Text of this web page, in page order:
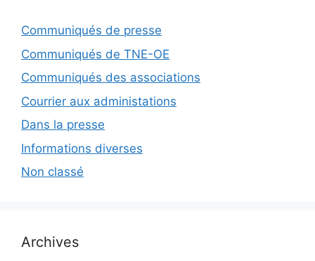
Communiqués de presse
Communiqués de TNE-OE
Communiqués des associations
Courrier aux administations
Dans la presse
Informations diverses
Non classé
Archives